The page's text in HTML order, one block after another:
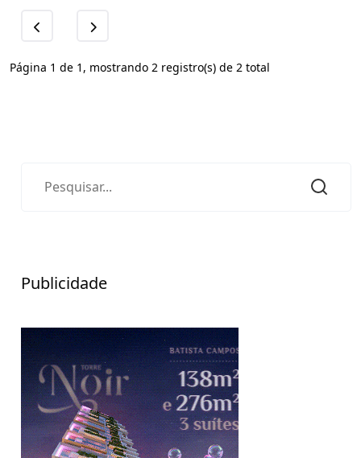
Página 1 de 1, mostrando 2 registro(s) de 2 total
Publicidade